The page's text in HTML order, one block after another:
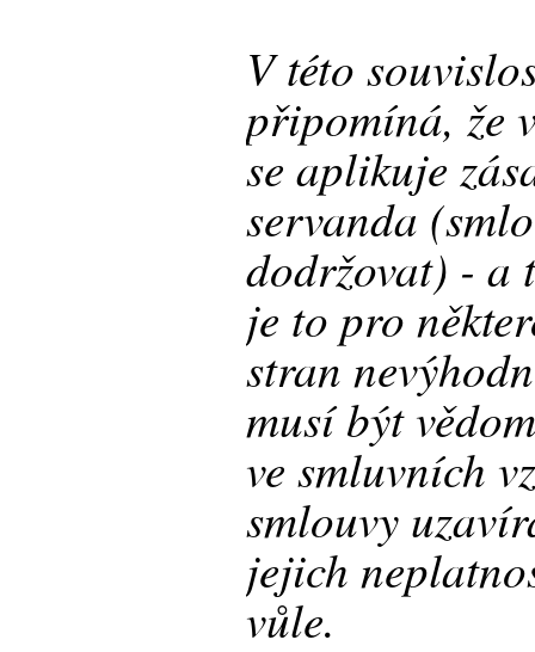
V této
připomíná, že
se aplikuje
servanda
dodržovat) - a
je to pro
stran
musí být
ve smluvních
smlouvy
jejich
vůle.